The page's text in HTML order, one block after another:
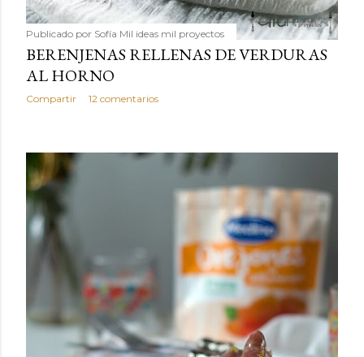
Publicado por Sofía Mil ideas mil proyectos
BERENJENAS RELLENAS DE VERDURAS
AL HORNO
Compartir 12 comentarios